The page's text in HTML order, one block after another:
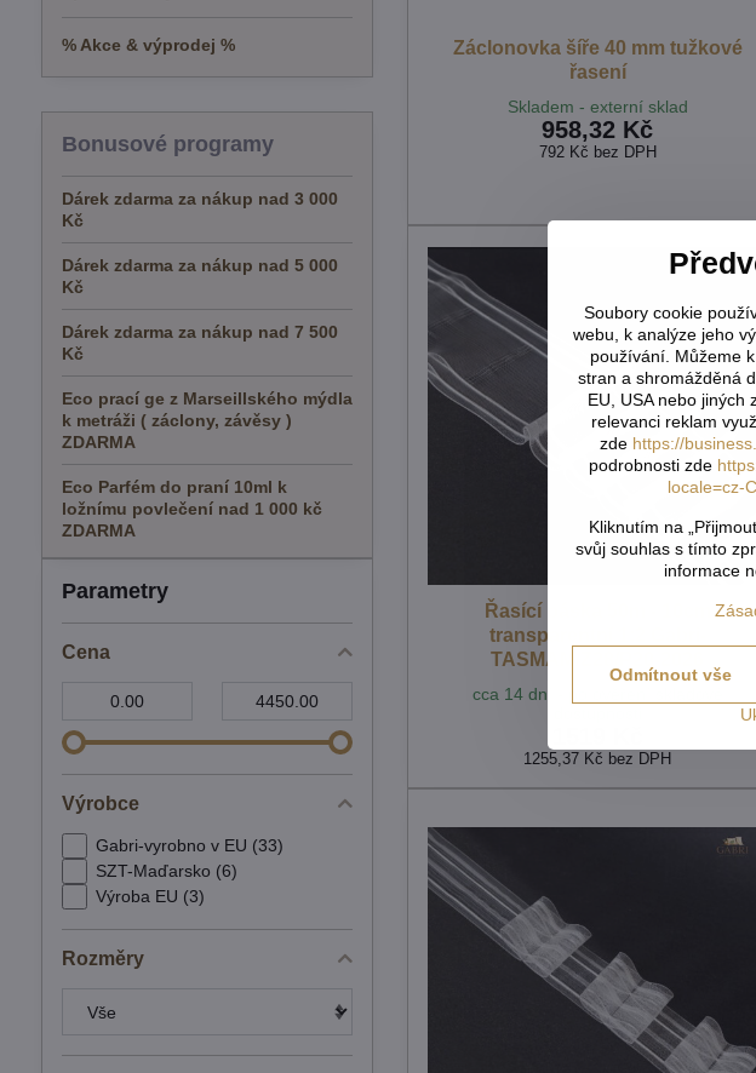
Záclonovka šíře 40 mm tužkové
řasení
Skladem - externí sklad
958,32 Kč
792 Kč bez DPH
Řasící páska 50m - 10cm
transparentní 1:2 Gabri-
TASMAM/Z28/P20-2026
cca 14 dní - po ověření skladové
1255,37 Kč bez DPH
Parametry
Cena
Výrobce
Gabri-vyrobno v EU (33)
SZT-Maďarsko (6)
Výroba EU (3)
Rozměry
% Akce & výprodej %
Bonusové programy
Dárek zdarma za nákup nad 3 000
Kč
Dárek zdarma za nákup nad 5 000
Kč
Dárek zdarma za nákup nad 7 500
Kč
Eco prací ge z Marseillského mýdla
k metráži ( záclony, závěsy )
ZDARMA
Eco Parfém do praní 10ml k
ložnímu povlečení nad 1 000 kč
ZDARMA
Soubory cookie
webu, k analýze jeho
používání. Můžeme
stran a shromážděná
EU, USA nebo jiných
relevanci reklam
zde https://
podrobnosti zde
locale=cz-
Kliknutím na
svůj souhlas s tímto
informace
Odmítnout vše